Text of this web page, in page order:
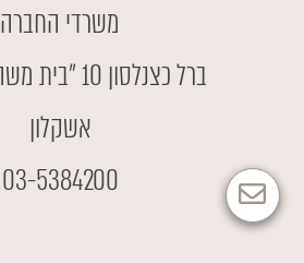
משרדי החברה
אשקלון